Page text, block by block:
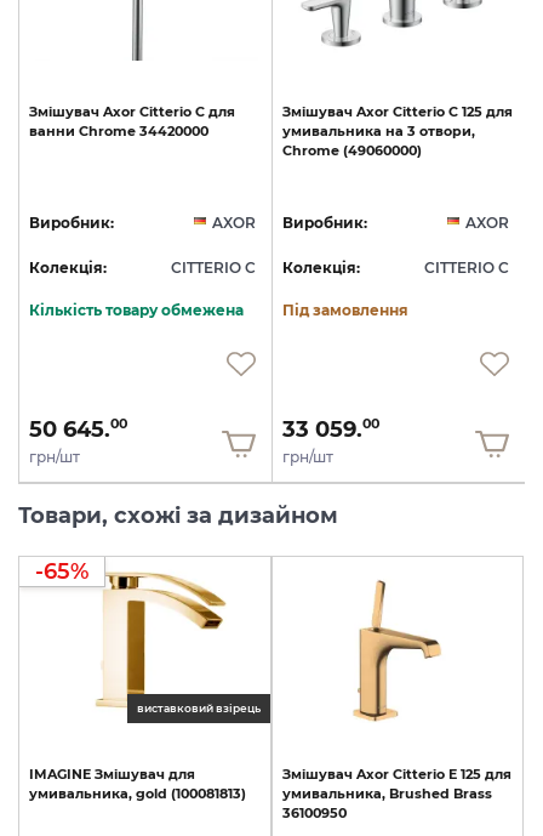
Змішувач Axor Citterio C для
ванни Chrome 34420000
Виробник: AXOR
Колекція: CITTERIO C
Кількість товару обмежена
50 645.00
грн/шт
Змішувач Axor Citterio C 125 для
умивальника на 3 отвори,
Chrome (49060000)
Виробник: AXOR
Колекція: CITTERIO C
Під замовлення
33 059.00
грн/шт
Товари, схожі за дизайном
виставковий взірець
-65%
IMAGINE Змішувач для
умивальника, gold (100081813)
Змішувач Axor Citterio E 125 для
умивальника, Brushed Brass
36100950